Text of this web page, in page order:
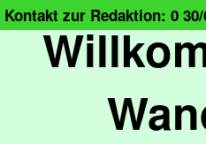
Kontakt zur Redaktion: 0 30/